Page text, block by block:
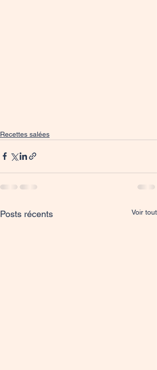
Recettes salées
Posts récents Voir tout